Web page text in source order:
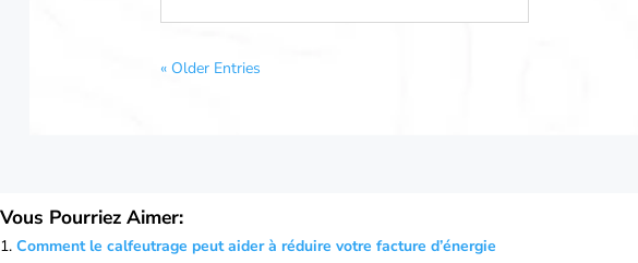
« Older Entries
Vous Pourriez Aimer:
Comment le calfeutrage peut aider à réduire votre facture d’énergie